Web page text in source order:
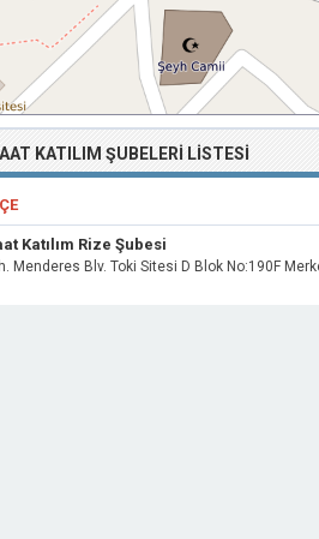
KATILIM ŞUBELERI LISTESI
Katılım Rize Şubesi
Menderes Blv. Toki Sitesi D Blok No:190F